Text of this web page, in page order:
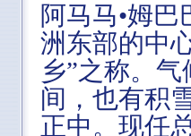
阿马马•姆
洲东部的中
乡”之称。
间，也有积
正中。现任